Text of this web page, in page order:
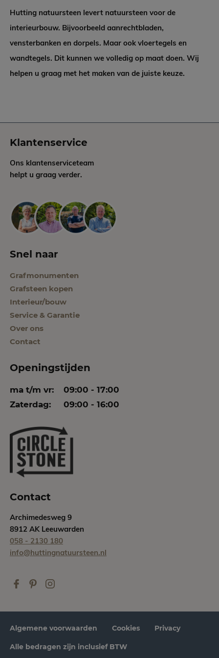
Hutting natuursteen levert natuursteen voor de
interieurbouw. Bijvoorbeeld aanrechtbladen,
vensterbanken en dorpels. Maar ook vloertegels en
wandtegels. Dit kunnen we volledig op maat doen. Wij
helpen u graag met het maken van de juiste keuze.
Klantenservice
Ons klantenserviceteam
helpt u graag verder.
Snel naar
Grafmonumenten
Grafsteen kopen
Interieur/bouw
Service & Garantie
Over ons
Contact
Openingstijden
ma t/m vr:
09:00 - 17:00
Zaterdag:
09:00 - 16:00
Contact
Archimedesweg 9
8912 AK Leeuwarden
058 - 2130 180
info@huttingnatuursteen.nl
Alle bedragen zijn inclusief BTW
Algemene voorwaarden Cookies Privacy